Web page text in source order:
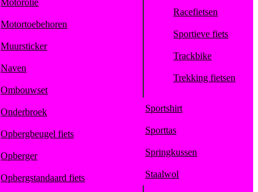
Motortoebehoren
Muursticker
Naven
Ombouwset
Onderbroek
Opbergbeugel fiets
Opberger
Opbergstandaard fiets
Racefietsen
Sportieve fiets
Trackbike
Trekking fietsen
Sportshirt
Sporttas
Springkussen
Staalwol